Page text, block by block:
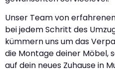
Unser Team von
bei jedem Schritt des
kümmern uns um das
die Montage deiner Möbel,
auf dein neues Zuhause in